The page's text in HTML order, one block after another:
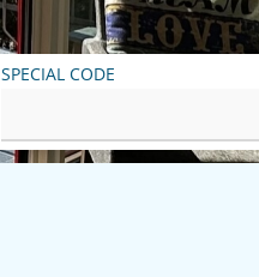
SPECIAL CODE